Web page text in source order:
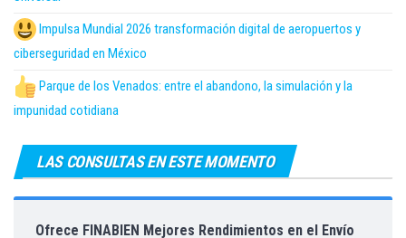
Impulsa Mundial 2026 transformación digital de aeropuertos y
ciberseguridad en México
Parque de los Venados: entre el abandono, la simulación y la
impunidad cotidiana
LAS CONSULTAS EN ESTE MOMENTO
Ofrece FINABIEN Mejores Rendimientos en el Envío